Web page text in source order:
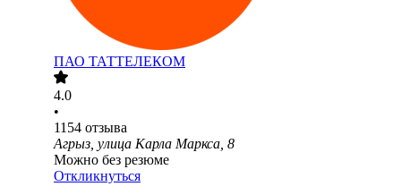
ПАО ТАТТЕЛЕКОМ
4.0
•
1154 отзыва
Агрыз, улица Карла Маркса, 8
Можно без резюме
Откликнуться